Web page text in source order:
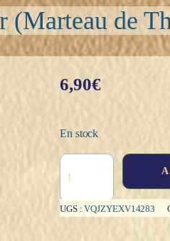
(Marteau de
6,90€
En stock
clés
:
UGS :VQJZYEXV14283